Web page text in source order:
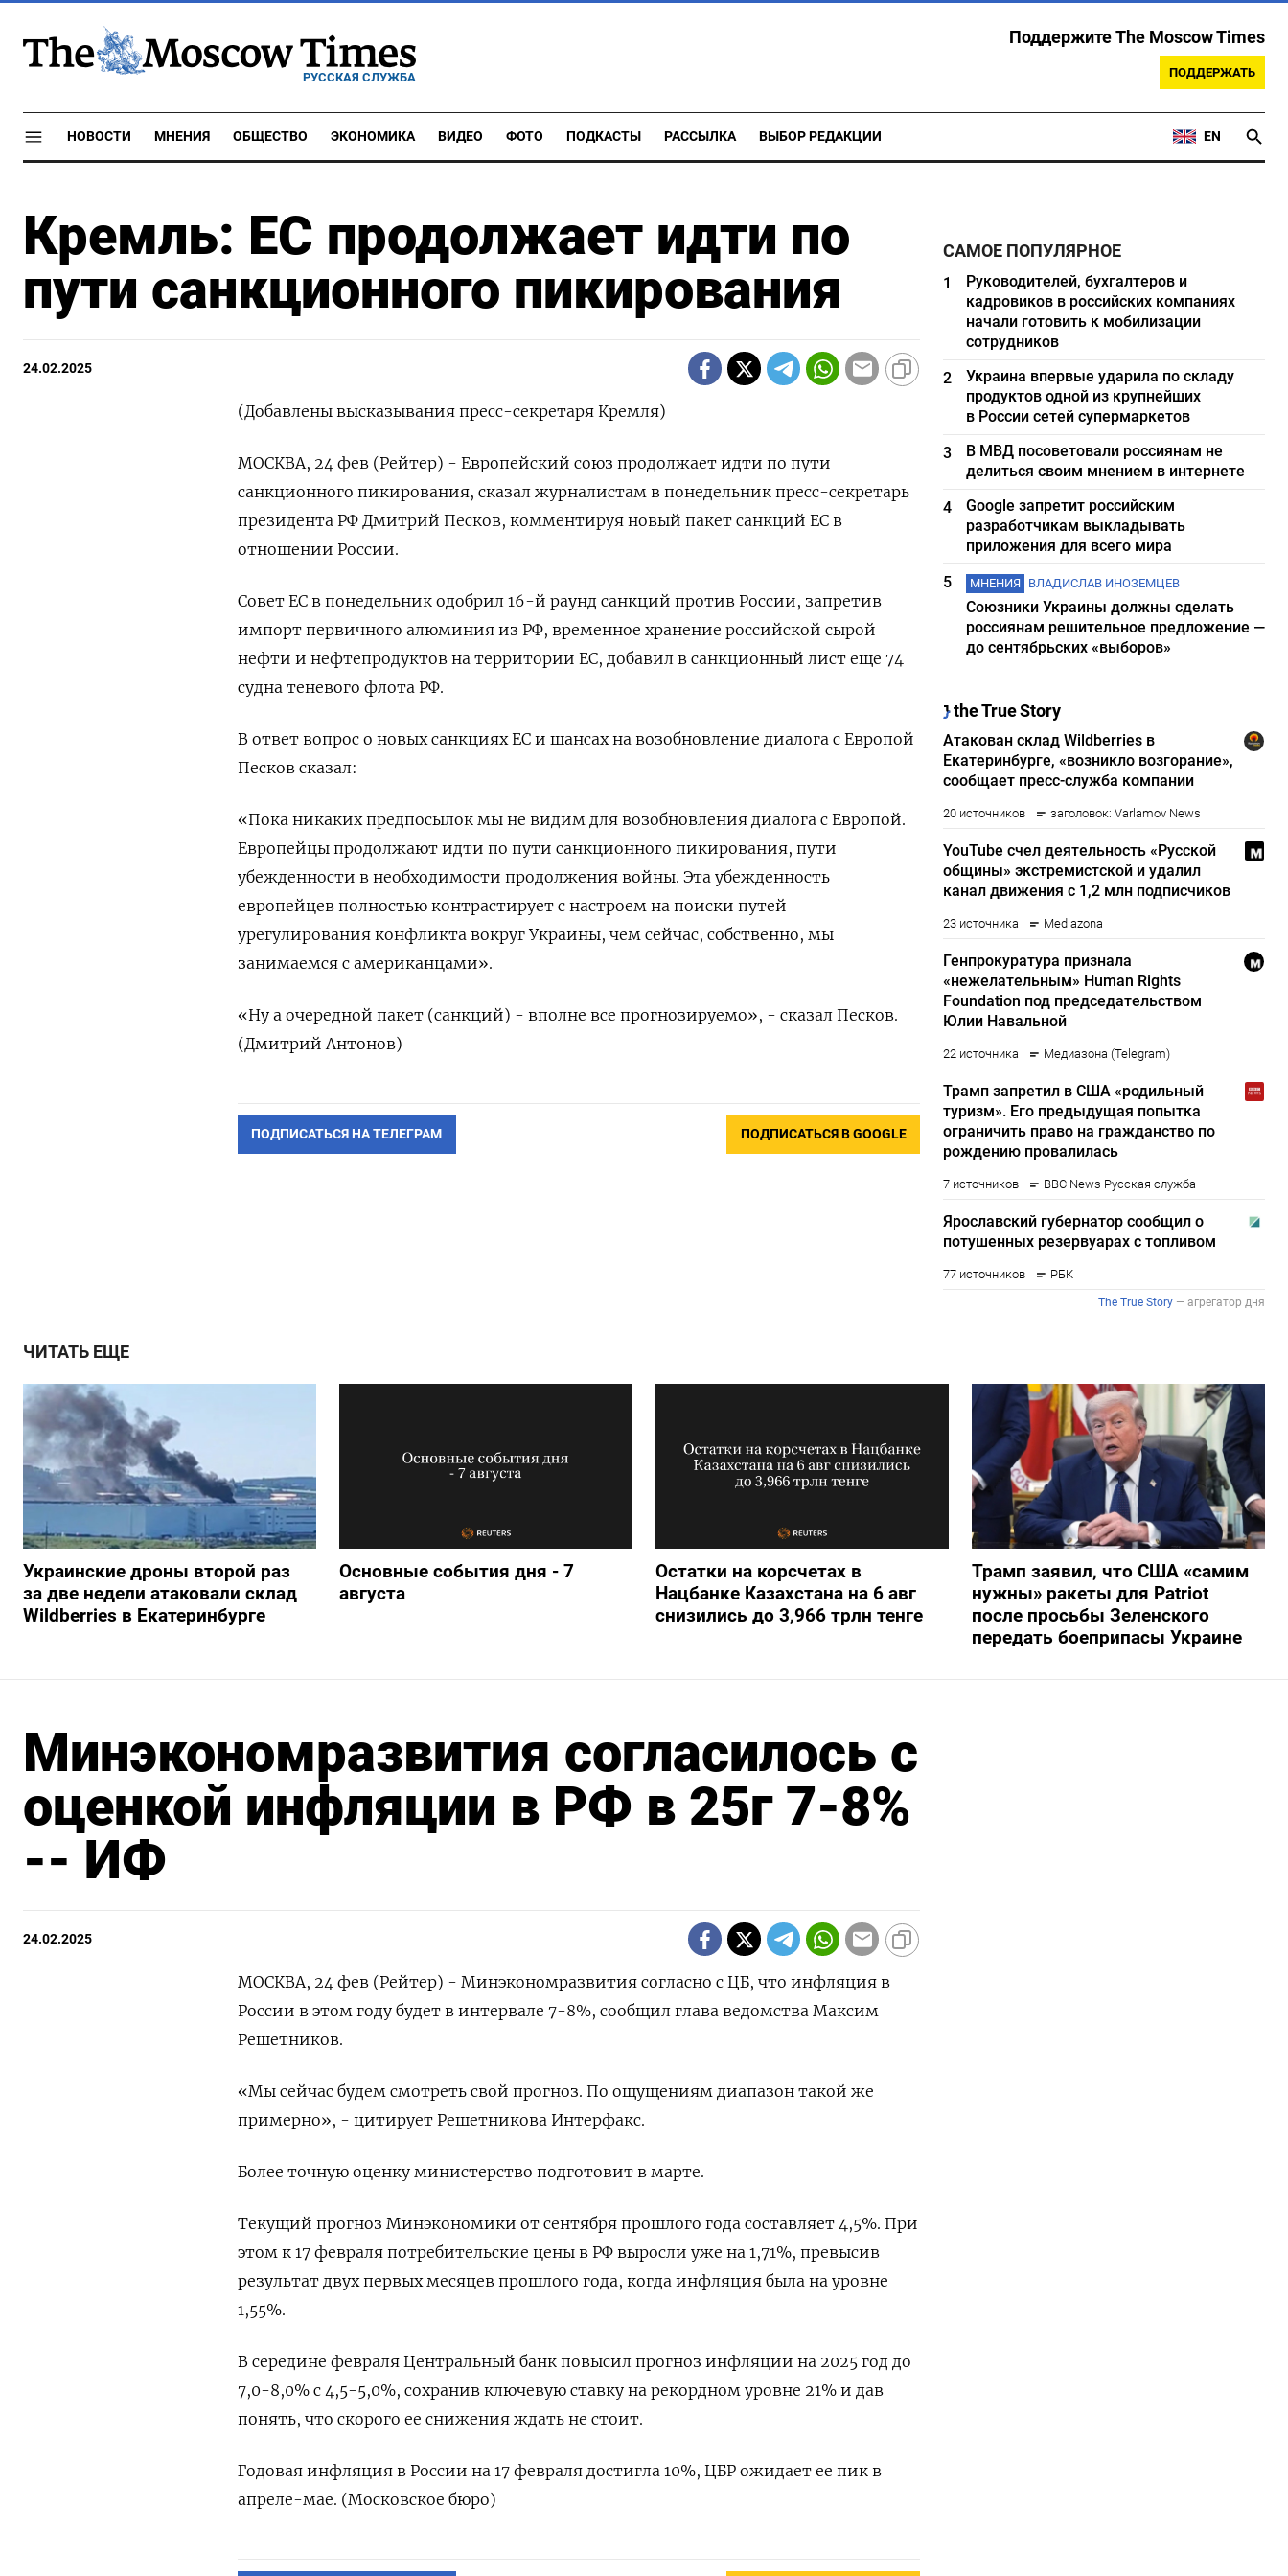
РУССКАЯ СЛУЖБА
Поддержите The Moscow Times
ПОДДЕРЖАТЬ
НОВОСТИ МНЕНИЯ ОБЩЕСТВО ЭКОНОМИКА ВИДЕО ФОТО ПОДКАСТЫ РАССЫЛКА ВЫБОР РЕДАКЦИИ EN
Кремль: ЕС продолжает идти по
пути санкционного пикирования
24.02.2025
(Добавлены высказывания пресс-секретаря Кремля)
МОСКВА, 24 фев (Рейтер) - Европейский союз продолжает идти по пути
санкционного пикирования, сказал журналистам в понедельник пресс-секретарь
президента РФ Дмитрий Песков, комментируя новый пакет санкций ЕС в
отношении России.
Совет ЕС в понедельник одобрил 16-й раунд санкций против России, запретив
импорт первичного алюминия из РФ, временное хранение российской сырой
нефти и нефтепродуктов на территории ЕС, добавил в санкционный лист еще 74
судна теневого флота РФ.
В ответ вопрос о новых санкциях ЕС и шансах на возобновление диалога с Европой
Песков сказал:
«Пока никаких предпосылок мы не видим для возобновления диалога с Европой.
Европейцы продолжают идти по пути санкционного пикирования, пути
убежденности в необходимости продолжения войны. Эта убежденность
европейцев полностью контрастирует с настроем на поиски путей
урегулирования конфликта вокруг Украины, чем сейчас, собственно, мы
занимаемся с американцами».
«Ну а очередной пакет (санкций) - вполне все прогнозируемо», - сказал Песков.
(Дмитрий Антонов)
ПОДПИСАТЬСЯ НА ТЕЛЕГРАМ ПОДПИСАТЬСЯ В GOOGLE
САМОЕ ПОПУЛЯРНОЕ
1
Руководителей, бухгалтеров и
кадровиков в российских компаниях
начали готовить к мобилизации
сотрудников
2
Украина впервые ударила по складу
продуктов одной из крупнейших
в России сетей супермаркетов
3
В МВД посоветовали россиянам не
делиться своим мнением в интернете
4
Google запретит российским
разработчикам выкладывать
приложения для всего мира
5
МНЕНИЯ ВЛАДИСЛАВ ИНОЗЕМЦЕВ
Союзники Украины должны сделать
россиянам решительное предложение —
до сентябрьских «выборов»
ЧИТАТЬ ЕЩЕ
Украинские дроны второй раз
за две недели атаковали склад
Wildberries в Екатеринбурге
Основные события дня - 7
августа
Остатки на корсчетах в
Нацбанке Казахстана на 6 авг
снизились до 3,966 трлн тенге
Трамп заявил, что США «самим
нужны» ракеты для Patriot
после просьбы Зеленского
передать боеприпасы Украине
Минэкономразвития согласилось с
оценкой инфляции в РФ в 25г 7-8%
-- ИФ
24.02.2025
МОСКВА, 24 фев (Рейтер) - Минэкономразвития согласно с ЦБ, что инфляция в
России в этом году будет в интервале 7-8%, сообщил глава ведомства Максим
Решетников.
«Мы сейчас будем смотреть свой прогноз. По ощущениям диапазон такой же
примерно», - цитирует Решетникова Интерфакс.
Более точную оценку министерство подготовит в марте.
Текущий прогноз Минэкономики от сентября прошлого года составляет 4,5%. При
этом к 17 февраля потребительские цены в РФ выросли уже на 1,71%, превысив
результат двух первых месяцев прошлого года, когда инфляция была на уровне
1,55%.
В середине февраля Центральный банк повысил прогноз инфляции на 2025 год до
7,0-8,0% с 4,5-5,0%, сохранив ключевую ставку на рекордном уровне 21% и дав
понять, что скорого ее снижения ждать не стоит.
Годовая инфляция в России на 17 февраля достигла 10%, ЦБР ожидает ее пик в
апреле-мае. (Московское бюро)